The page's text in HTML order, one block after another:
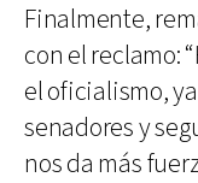
Finalmente,
con el reclamo:
el oficialismo,
senadores y
nos da más